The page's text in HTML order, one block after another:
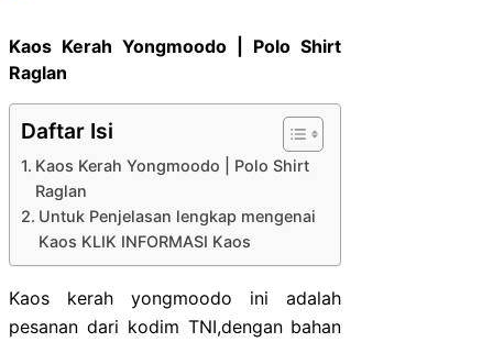
Kaos Kerah Yongmoodo | Polo Shirt
Raglan
Daftar Isi
Kaos Kerah Yongmoodo | Polo Shirt
Raglan
Untuk Penjelasan lengkap mengenai
Kaos KLIK INFORMASI Kaos
Kaos kerah yongmoodo ini adalah
pesanan dari kodim TNI,dengan bahan